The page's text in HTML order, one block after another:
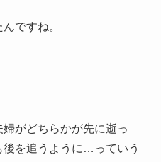
ですね。
がどちらかが先に逝っ
後を追うように…っていう